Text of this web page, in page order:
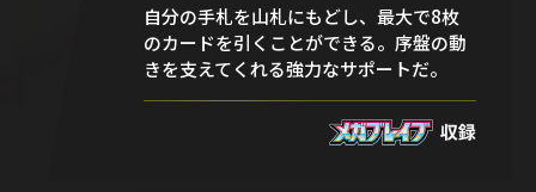
自分の手札を山札にもどし、最大で8枚
のカードを引くことができる。序盤の動
きを支えてくれる強力なサポートだ。